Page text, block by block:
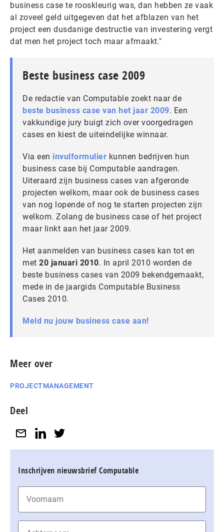
business case te rooskleurig was, dan hebben ze vaak
al zoveel geld uitgegeven dat het afblazen van het
project een dusdanige destructie van investering vergt
dat men het project toch maar afmaakt."
Beste business case 2009
De redactie van Computable zoekt naar de
beste business case van het jaar 2009. Een
vakkundige jury buigt zich over voorgedragen
cases en kiest de uiteindelijke winnaar.
Via een invulformulier kunnen bedrijven hun
business case bij Computable aandragen.
Uiteraard zijn business cases van afgeronde
projecten welkom, maar ook de business cases
van nog lopende of nog te starten projecten zijn
welkom. Zolang de business case of het project
maar linkt aan het jaar 2009.
Het aanmelden van business cases kan tot en
met 20 januari 2010. In april 2010 worden de
beste business cases van 2009 bekendgemaakt,
mede in de jaargids Computable Business
Cases 2010.
Meld nu jouw business case aan!
Meer over
PROJECTMANAGEMENT
Deel
Inschrijven nieuwsbrief Computable